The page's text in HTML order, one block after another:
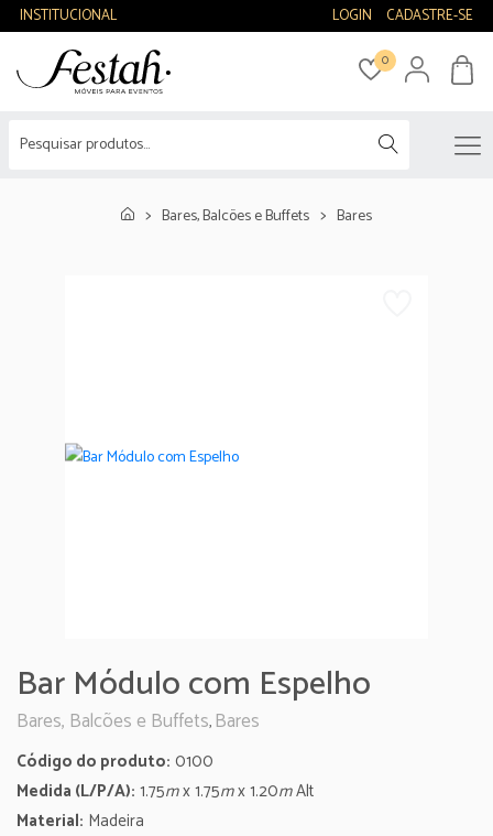
INSTITUCIONAL LOGIN CADASTRE-SE
0
Bares, Balcões e Buffets Bares
Bar Módulo com Espelho
Bares, Balcões e Buffets, Bares
Código do produto: 0100
Medida (L/P/A): 1.75mx 1.75mx 1.20mAlt
Material: Madeira